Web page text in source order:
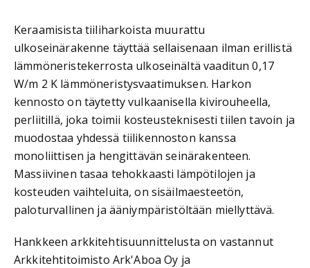
Keraamisista tiiliharkoista muurattu
ulkoseinärakenne täyttää sellaisenaan ilman erillistä
lämmöneristekerrosta ulkoseinältä vaaditun 0,17
W/m 2 K lämmöneristysvaatimuksen. Harkon
kennosto on täytetty vulkaanisella kivirouheella,
perliitillä, joka toimii kosteusteknisesti tiilen tavoin ja
muodostaa yhdessä tiilikennoston kanssa
monoliittisen ja hengittävän seinärakenteen.
Massiivinen tasaa tehokkaasti lämpötilojen ja
kosteuden vaihteluita, on sisäilmaesteetön,
paloturvallinen ja ääniympäristöltään miellyttävä.
Hankkeen arkkitehtisuunnittelusta on vastannut
Arkkitehtitoimisto Ark'Aboa Oy ja